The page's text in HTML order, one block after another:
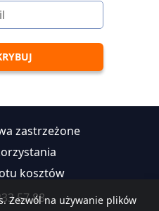
Zezwól na używanie plików
zastrzeżone
kosztów
57 88